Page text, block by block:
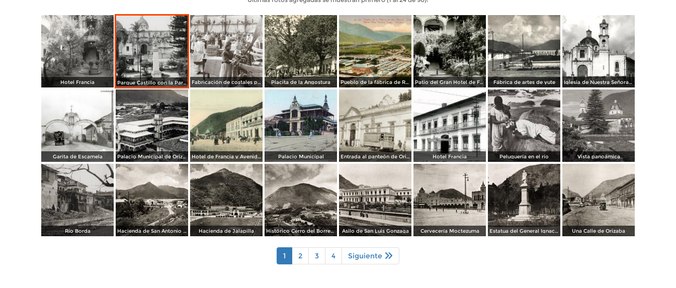
Hotel Francia Parque Castillo con la Parroquia Fabricación de costales para café en la compañía Santa Getrudis Placita de la Angostura Pueblo de la fábrica de Río Blanco Patio del Gran Hotel de Francia Fábrica de artes de yute Iglesia de Nuestra Señora de los Dolores
Garita de Escamela Palacio Municipal de Orizaba Hotel de Francia y Avenida de la Libertad Palacio Municipal Entrada al panteón de Orizaba Hotel Francia Peluquería en el río Vista panoámica
Río Borda Hacienda de San Antonio Jalapilla Hacienda de Jalapilla Histórico Cerro del Borrego Asilo de San Luis Gonzaga Cervecería Moctezuma Estatua del General Ignacio de la Llave Una Calle de Orizaba
1 2 3 4 Siguiente